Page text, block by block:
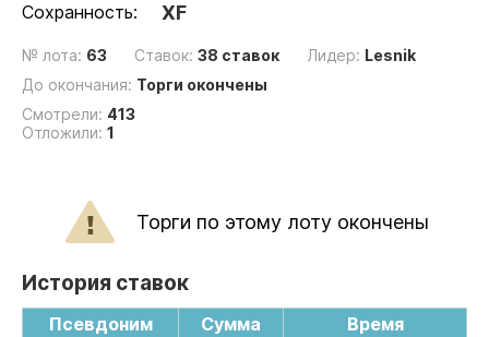
Сохранность: XF
№ лота: 63 Ставок: 38 ставок Лидер: Lesnik
До окончания: Торги окончены
Смотрели: 413
Отложили: 1
Торги по этому лоту окончены
История ставок
Псевдоним Сумма Время